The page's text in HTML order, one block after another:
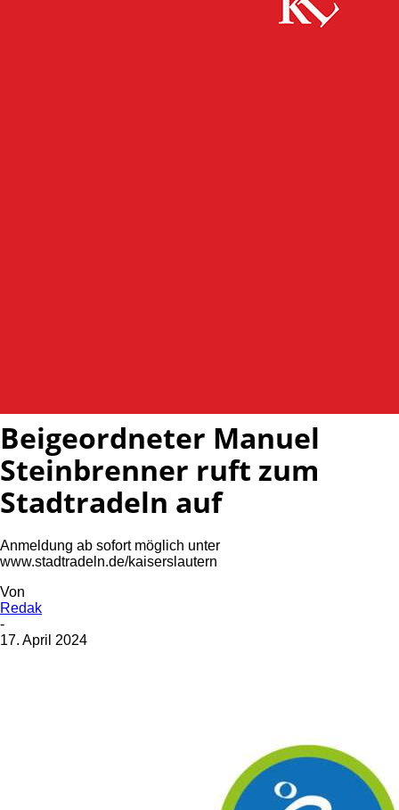
Beigeordneter Manuel
Steinbrenner ruft zum
Stadtradeln auf
Anmeldung ab sofort möglich unter
www.stadtradeln.de/kaiserslautern
Von
Redak
-
17. April 2024